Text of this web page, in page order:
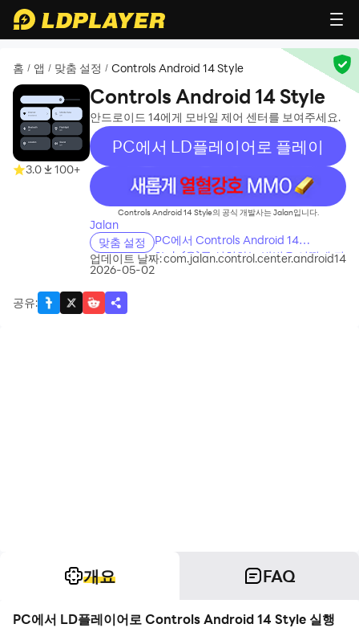
홈 / 앱 / 맞춤 설정 / Controls Android 14 Style
3.0 100+
Controls Android 14 Style
안드로이드 14에게 모바일 제어 센터를 보여주세요.
PC에서 LD플레이어로 플레이
recommend
Controls Android 14 Style의 공식 개발사는 Jalan입니다.
Jalan
맞춤 설정
PC에서 Controls Android 14
Style(을)를 설치하는 방법은 어떻게 되
업데이트 날짜:
2026-05-02
com.jalan.control.center.android14
공유:
개요 FAQ
PC에서 LD플레이어로 Controls Android 14 Style 실행